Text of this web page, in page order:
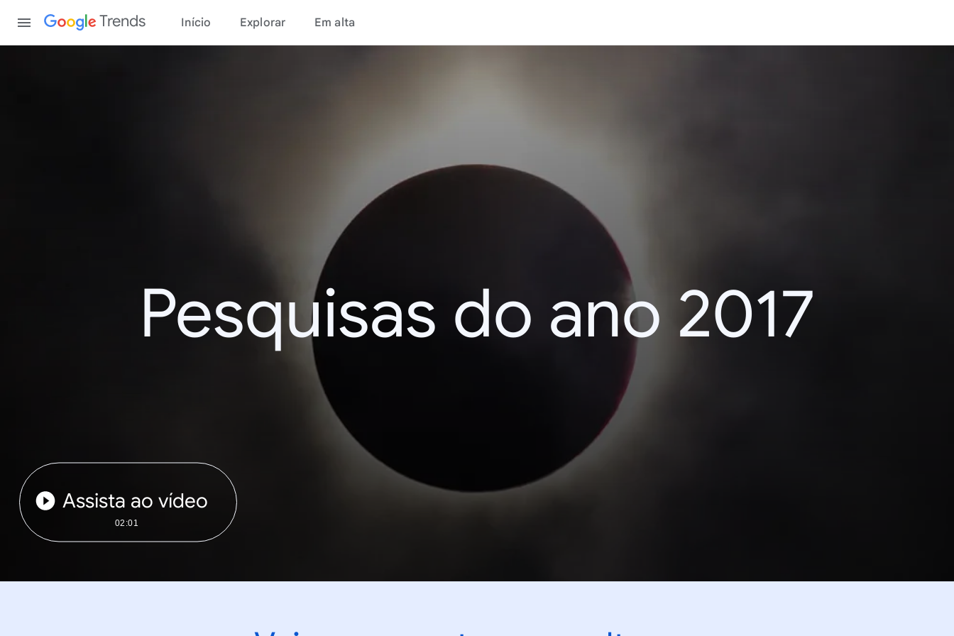
Trends Início Explorar Em alta
Pesquisas do ano 2017
Assista ao vídeo
02:01